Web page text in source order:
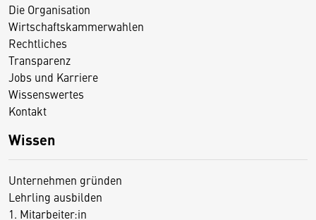
Die Organisation
Wirtschaftskammerwahlen
Rechtliches
Transparenz
Jobs und Karriere
Wissenswertes
Kontakt
Wissen
Unternehmen gründen
Lehrling ausbilden
1. Mitarbeiter:in